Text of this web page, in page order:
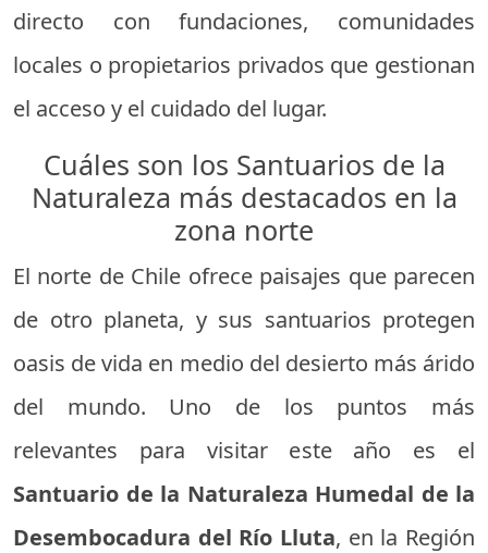
directo con fundaciones, comunidades
locales o propietarios privados que gestionan
el acceso y el cuidado del lugar.
Cuáles son los Santuarios de la
Naturaleza más destacados en la
zona norte
El norte de Chile ofrece paisajes que parecen
de otro planeta, y sus santuarios protegen
oasis de vida en medio del desierto más árido
del mundo. Uno de los puntos más
relevantes para visitar este año es el
Santuario de la Naturaleza Humedal de la
Desembocadura del Río Lluta, en la Región